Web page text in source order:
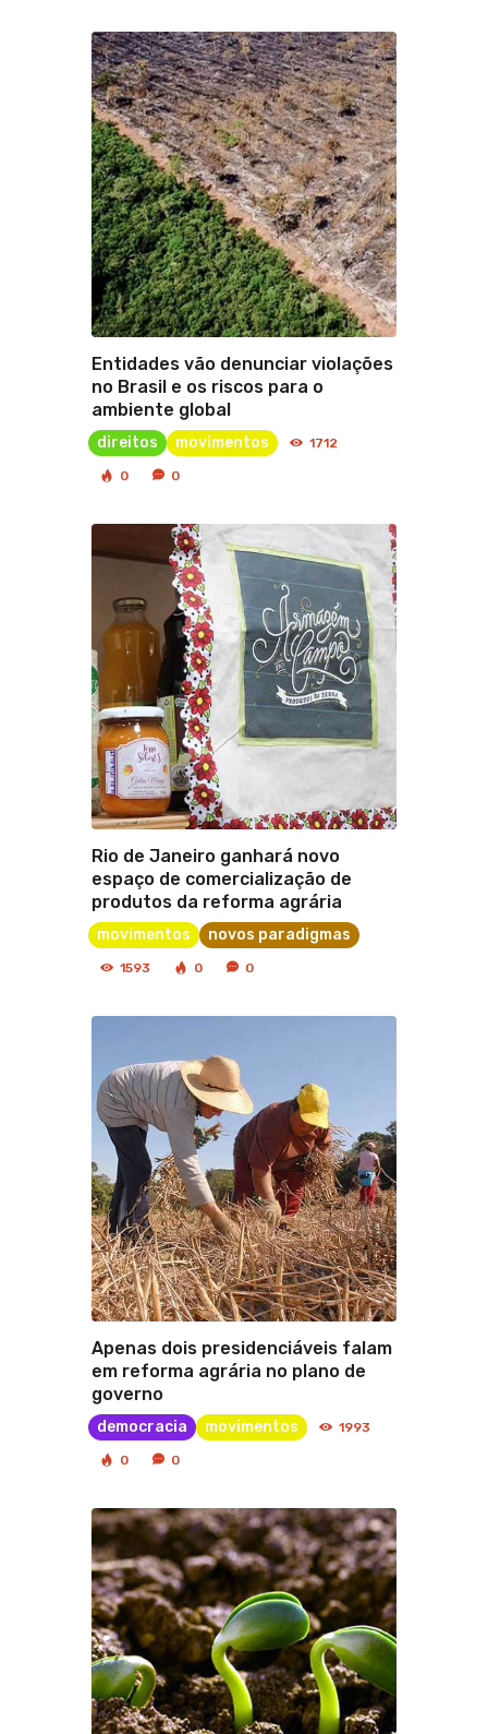
Entidades vão denunciar violações
no Brasil e os riscos para o
ambiente global
direitos movimentos 1712
0 0
Rio de Janeiro ganhará novo
espaço de comercialização de
produtos da reforma agrária
movimentos novos paradigmas
1593 0 0
Apenas dois presidenciáveis falam
em reforma agrária no plano de
governo
democracia movimentos 1993
0 0